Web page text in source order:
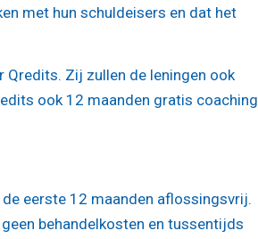
met hun schuldeisers en dat het
Qredits. Zij zullen de leningen ook
ook 12 maanden gratis coaching
eerste 12 maanden aflossingsvrij.
behandelkosten en tussentijds